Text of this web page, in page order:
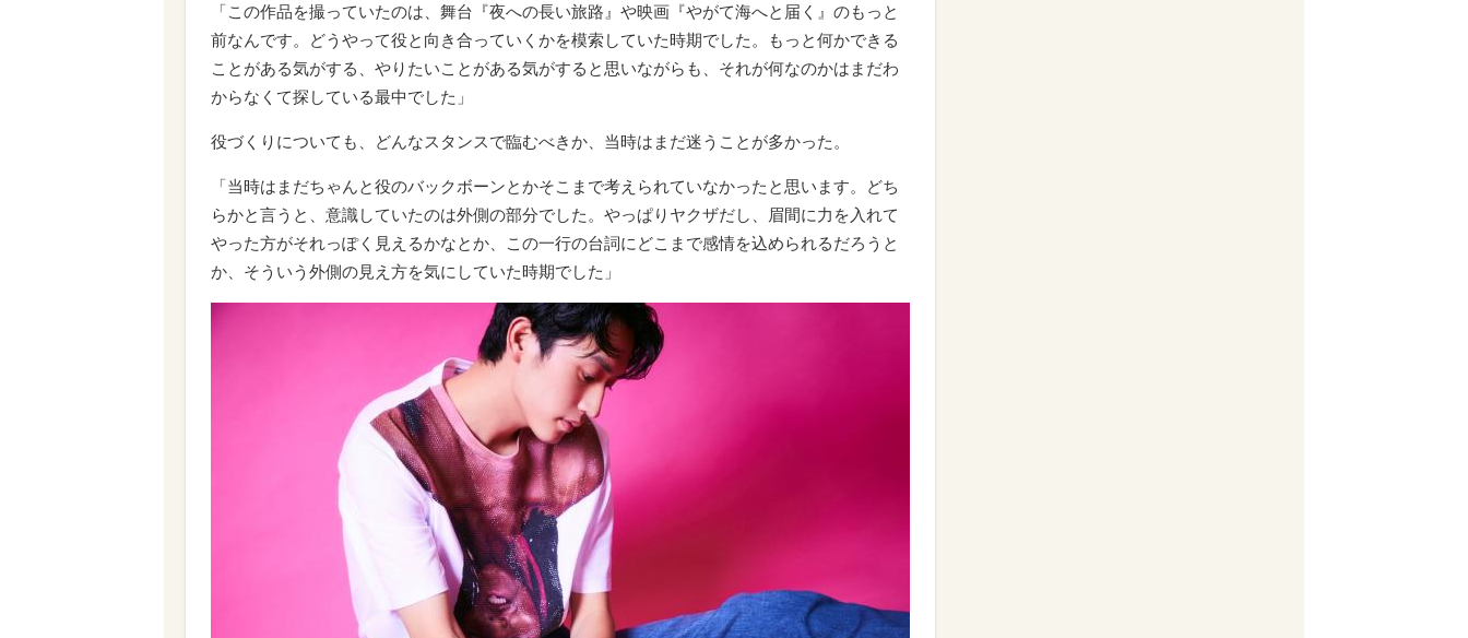
「この作品を撮っていたのは、舞台『夜への長い旅路』や映画『やがて海へと届く』のもっと
前なんです。どうやって役と向き合っていくかを模索していた時期でした。もっと何かできる
ことがある気がする、やりたいことがある気がすると思いながらも、それが何なのかはまだわ
からなくて探している最中でした」
役づくりについても、どんなスタンスで臨むべきか、当時はまだ迷うことが多かった。
「当時はまだちゃんと役のバックボーンとかそこまで考えられていなかったと思います。どち
らかと言うと、意識していたのは外側の部分でした。やっぱりヤクザだし、眉間に力を入れて
やった方がそれっぽく見えるかなとか、この一行の台詞にどこまで感情を込められるだろうと
か、そういう外側の見え方を気にしていた時期でした」